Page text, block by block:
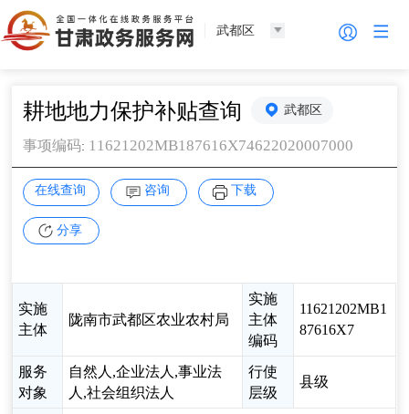
武都区
耕地地力保护补贴查询 武都区
事项编码: 11621202MB187616X74622020007000
在线查询 咨询 下载
分享
实施
主体
陇南市武都区农业农村局
实施
主体
编码
11621202MB1
87616X7
服务
对象
自然人,企业法人,事业法
人,社会组织法人
行使
层级
县级